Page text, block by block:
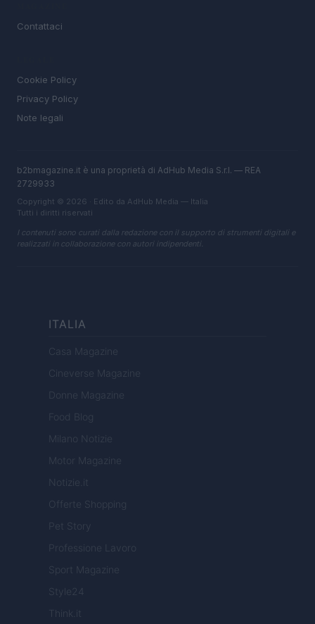
Contattaci
Cookie Policy
Privacy Policy
Note legali
b2bmagazine.it è una proprietà di AdHub Media S.r.l. — REA
2729933
Copyright © 2026 · Edito da AdHub Media — Italia
Tutti i diritti riservati
I contenuti sono curati dalla redazione con il supporto di strumenti digitali e
realizzati in collaborazione con autori indipendenti.
ITALIA
Casa Magazine
Cineverse Magazine
Donne Magazine
Food Blog
Milano Notizie
Motor Magazine
Notizie.it
Offerte Shopping
Pet Story
Professione Lavoro
Sport Magazine
Style24
Think.it